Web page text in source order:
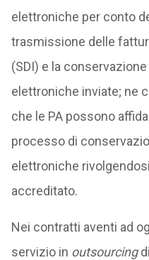
elettroniche per conto
trasmissione delle
(SDI) e la
elettroniche inviate; ne
che le PA possono
processo di
elettroniche
accreditato.
Nei contratti aventi ad
servizio in outsourcing